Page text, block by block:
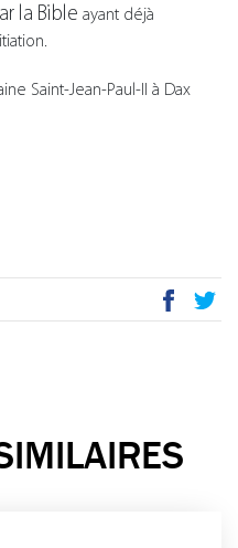
la Bible ayant déjà
Saint-Jean-Paul-II à Dax